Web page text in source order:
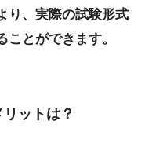
り、実際の試験形式
とができます。
ットは？